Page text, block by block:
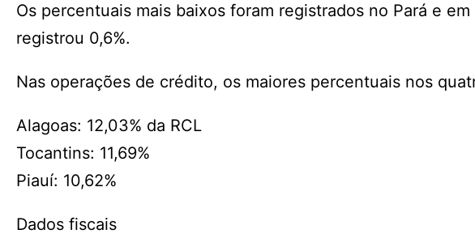
Os percentuais mais baixos foram registrados no Pará e
registrou 0,6%.
Nas operações de crédito, os maiores percentuais nos
Alagoas: 12,03% da RCL
Tocantins: 11,69%
Piauí: 10,62%
Dados fiscais